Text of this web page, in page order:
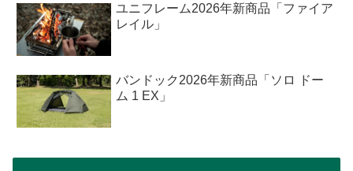
ユニフレーム2026年新商品「ファイア
レイル」
バンドック2026年新商品「ソロ ドー
ム 1 EX」